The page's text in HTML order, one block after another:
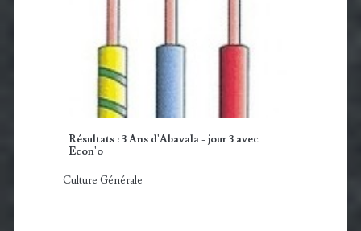
Résultats : 3 Ans d'Abavala - jour 3 avec
Econ'o
Culture Générale